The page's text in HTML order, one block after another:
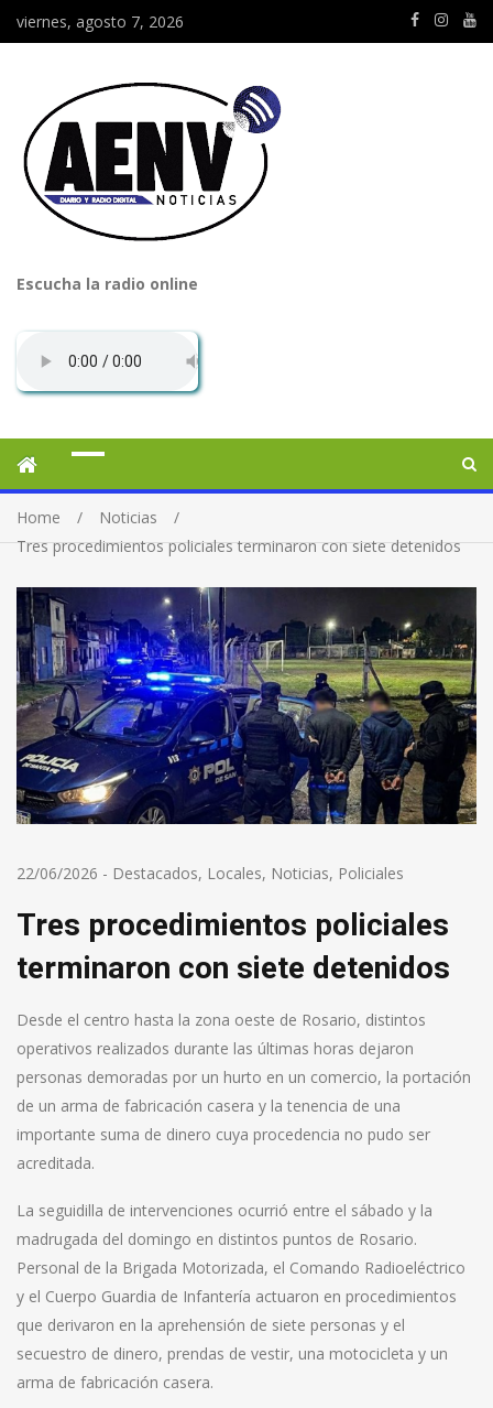
viernes, agosto 7, 2026
Escucha la radio online
Home
Noticias
Tres procedimientos policiales terminaron con siete detenidos
22/06/2026 - Destacados, Locales, Noticias, Policiales
Tres procedimientos policiales
terminaron con siete detenidos
Desde el centro hasta la zona oeste de Rosario, distintos
operativos realizados durante las últimas horas dejaron
personas demoradas por un hurto en un comercio, la portación
de un arma de fabricación casera y la tenencia de una
importante suma de dinero cuya procedencia no pudo ser
acreditada.
La seguidilla de intervenciones ocurrió entre el sábado y la
madrugada del domingo en distintos puntos de Rosario.
Personal de la Brigada Motorizada, el Comando Radioeléctrico
y el Cuerpo Guardia de Infantería actuaron en procedimientos
que derivaron en la aprehensión de siete personas y el
secuestro de dinero, prendas de vestir, una motocicleta y un
arma de fabricación casera.